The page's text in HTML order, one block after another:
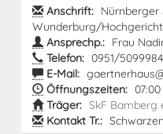
Anschrift: Nürnberger
Wunderburg/Hochgericht
Ansprechp.: Frau
Telefon: 0951/
E-Mail:
Öffnungszeiten:
Träger: SkF Bamberg
Kontakt Tr.: